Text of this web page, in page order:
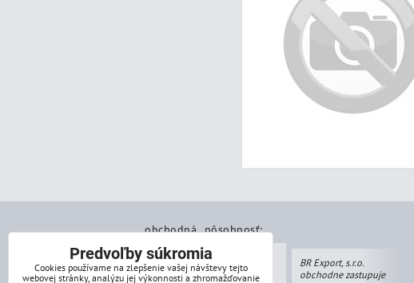
obchodná pôsobnosť:
BR Export, s.r.o.
obchodne zastupuje
Predvoľby súkromia
Cookies používame na zlepšenie vašej návštevy tejto
webovej stránky, analýzu jej výkonnosti a zhromažďovanie